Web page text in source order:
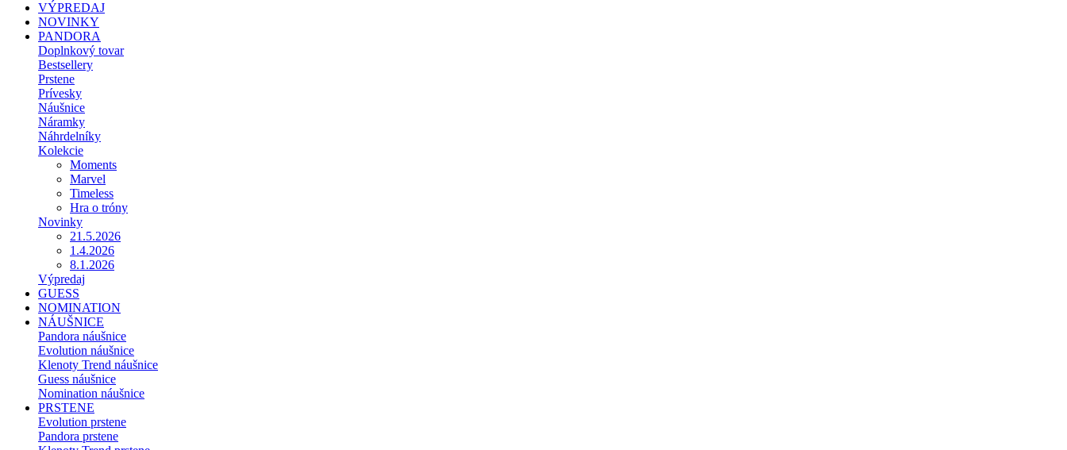
VÝPREDAJ
NOVINKY
PANDORA
Doplnkový tovar
Bestsellery
Prstene
Prívesky
Náušnice
Náramky
Náhrdelníky
Kolekcie
Moments
Marvel
Timeless
Hra o tróny
Novinky
21.5.2026
1.4.2026
8.1.2026
Výpredaj
GUESS
NOMINATION
NÁUŠNICE
Pandora náušnice
Evolution náušnice
Klenoty Trend náušnice
Guess náušnice
Nomination náušnice
PRSTENE
Evolution prstene
Pandora prstene